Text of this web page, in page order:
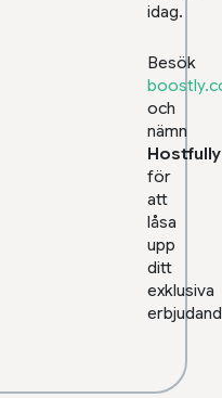
idag.
Besök
och
nämn
Hostfully
för
att
låsa
upp
ditt
exklusiva